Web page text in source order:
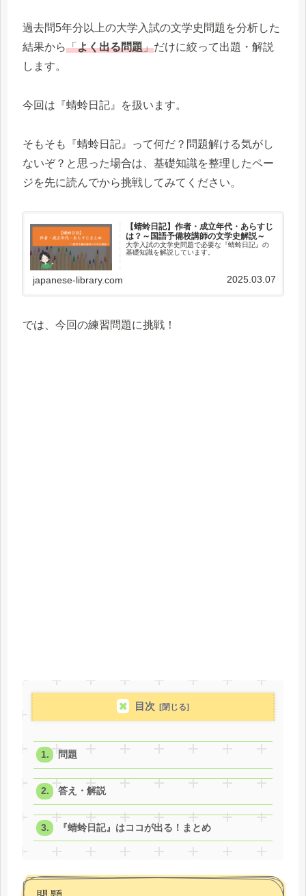
過去問5年分以上の大学入試の文学史問題を分析した
結果から「よく出る問題」だけに絞って出題・解説
します。
今回は『蜻蛉日記』を扱います。
そもそも『蜻蛉日記』って何だ？問題解ける気がし
ないぞ？と思った場合は、基礎知識を整理したペー
ジを先に読んでから挑戦してみてください。
【蜻蛉日記】作者・成立年代・あらすじ
は？～国語予備校講師の文学史解説～
大学入試の文学史問題で必要な『蜻蛉日記』の
基礎知識を解説しています。
japanese-library.com 2025.03.07
では、今回の練習問題に挑戦！
目次
問題
答え・解説
『蜻蛉日記』はココが出る！まとめ